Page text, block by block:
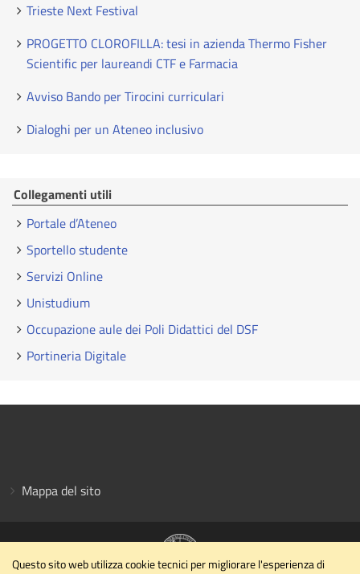
Trieste Next Festival
PROGETTO CLOROFILLA: tesi in azienda Thermo Fisher
Scientific per laureandi CTF e Farmacia
Avviso Bando per Tirocini curriculari
Dialoghi per un Ateneo inclusivo
Collegamenti utili
Portale d’Ateneo
Sportello studente
Servizi Online
Unistudium
Occupazione aule dei Poli Didattici del DSF
Portineria Digitale
Mappa del sito
Questo sito web utilizza cookie tecnici per migliorare l'esperienza di